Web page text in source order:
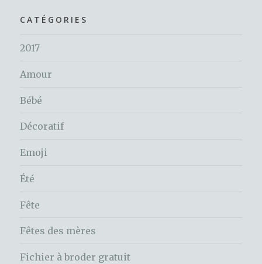
CATÉGORIES
2017
Amour
Bébé
Décoratif
Emoji
Été
Fête
Fêtes des mères
Fichier à broder gratuit